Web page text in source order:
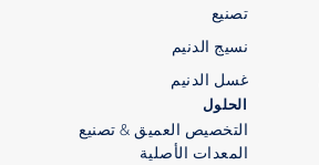
تصنيع
نسيج الدنيم
غسل الدنيم
الحلول
التخصيص العميق & تصنيع
المعدات الأصلية